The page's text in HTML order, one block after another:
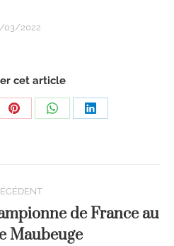
03/2022
cet article
de France au
Maubeuge